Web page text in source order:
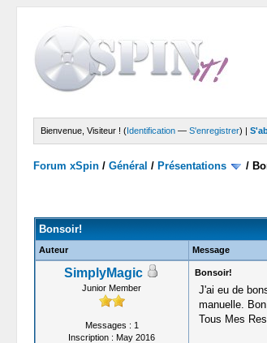
Bienvenue, Visiteur ! (Identification —S'enregistrer) |
Forum xSpin /Général / Présentations /
Bonsoir!
Auteur Message
SimplyMagic
Junior Member
Messages : 1
Inscription : May 2016
Bonsoir!
J'ai eu de
manuelle.
Tous Mes